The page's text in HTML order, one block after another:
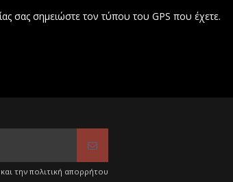
σας σημειώστε τον τύπου του GPS που έχετε.
την πολιτική απορρήτου